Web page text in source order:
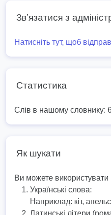
Зв’язатися з
Натисніть тут, щоб
Статистика
Слів в нашому словнику:
Як шукати
Ви можете використувати
Українські слова:
Наприклад: кіт,